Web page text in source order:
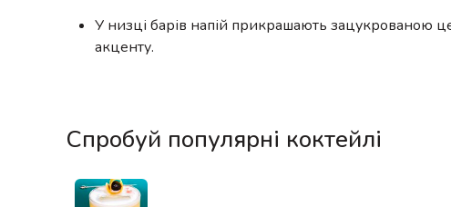
У низці барів напій прикрашають зацукрованою
акценту.
Спробуй популярні коктейлі